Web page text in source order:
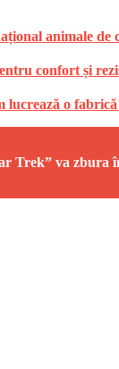
animale de
confort și
lucrează o
Trek” va zbura